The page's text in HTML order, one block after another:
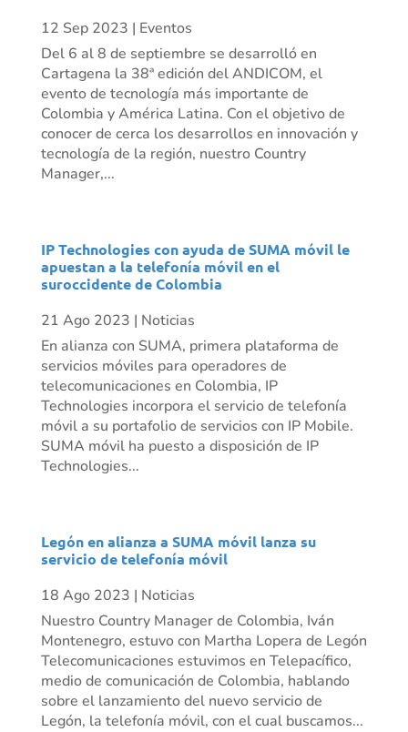
12 Sep 2023 | Eventos
Del 6 al 8 de septiembre se desarrolló en
Cartagena la 38ª edición del ANDICOM, el
evento de tecnología más importante de
Colombia y América Latina. Con el objetivo de
conocer de cerca los desarrollos en innovación y
tecnología de la región, nuestro Country
Manager,...
IP Technologies con ayuda de SUMA móvil le
apuestan a la telefonía móvil en el
suroccidente de Colombia
21 Ago 2023 | Noticias
En alianza con SUMA, primera plataforma de
servicios móviles para operadores de
telecomunicaciones en Colombia, IP
Technologies incorpora el servicio de telefonía
móvil a su portafolio de servicios con IP Mobile.
SUMA móvil ha puesto a disposición de IP
Technologies...
Legón en alianza a SUMA móvil lanza su
servicio de telefonía móvil
18 Ago 2023 | Noticias
Nuestro Country Manager de Colombia, Iván
Montenegro, estuvo con Martha Lopera de Legón
Telecomunicaciones estuvimos en Telepacífico,
medio de comunicación de Colombia, hablando
sobre el lanzamiento del nuevo servicio de
Legón, la telefonía móvil, con el cual buscamos...